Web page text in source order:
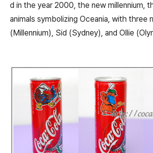
d in the year 2000, the new millennium,
animals symbolizing Oceania, with three
(Millennium), Sid (Sydney), and Ollie